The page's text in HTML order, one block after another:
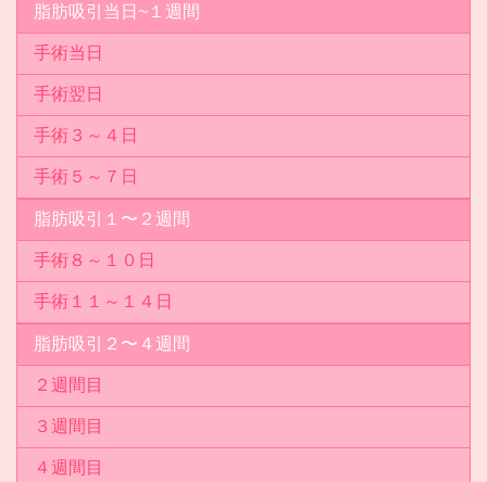
脂肪吸引当日~１週間
手術当日
手術翌日
手術３～４日
手術５～７日
脂肪吸引１〜２週間
手術８～１０日
手術１１～１４日
脂肪吸引２〜４週間
２週間目
３週間目
４週間目